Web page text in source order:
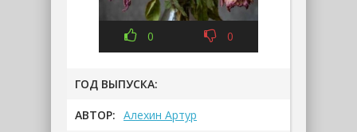
0 0
ГОД ВЫПУСКА:
АВТОР: Алехин Артур